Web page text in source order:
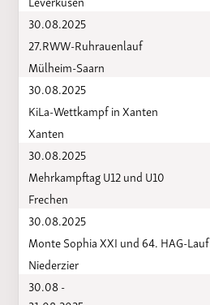
30.08.2025
27.RWW-Ruhrauenlauf
Mülheim-Saarn
30.08.2025
KiLa-Wettkampf in Xanten
Xanten
30.08.2025
Mehrkampftag U12 und U10
Frechen
30.08.2025
Monte Sophia XXI und 64. HAG-Lauf
Niederzier
30.08 -